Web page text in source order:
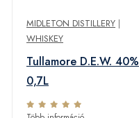
MIDLETON DISTILLERY |
WHISKEY
Tullamore D.E.W. 40%
0,7L